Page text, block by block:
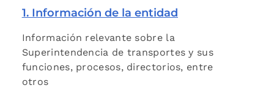
1. Información de la entidad
Información relevante sobre la
Superintendencia de transportes y sus
funciones, procesos, directorios, entre
otros